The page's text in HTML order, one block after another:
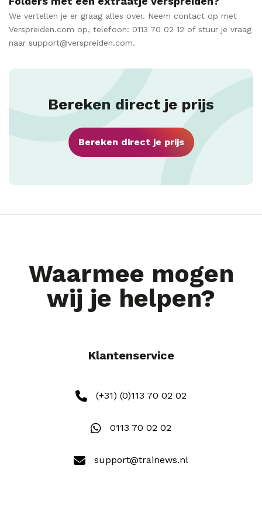
We vertellen je er graag alles over. Neem contact op met
Verspreiden.com op, telefoon: 0113 70 02 12 of stuur je vraag
naar support@verspreiden.com.
Bereken direct je prijs
Bereken direct je prijs
Waarmee mogen
wij je helpen?
Klantenservice
(+31) (0)113 70 02 02
0113 70 02 02
support@trainews.nl